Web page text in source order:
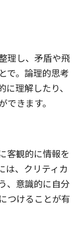
理し、矛盾や飛
で。論理的思考
理解したり、
きます。
客観的に情報を
は、クリティカ
、意識的に自分
つけることが有